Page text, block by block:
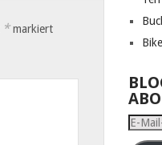
*markiert
E-
Mail-